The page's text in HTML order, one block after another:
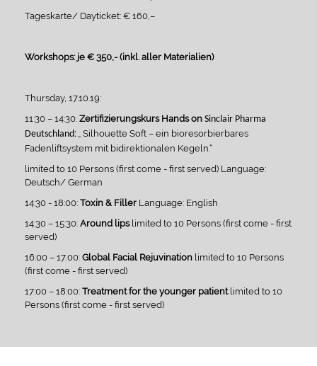
Tageskarte/ Dayticket: € 160,–
Workshops: je € 350,- (inkl. aller Materialien)
Thursday, 17.10.19:
11:30 – 14:30: Zertifizierungskurs Hands on Sinclair Pharma
Deutschland:
„ Silhouette Soft – ein bioresorbierbares
Fadenliftsystem mit bidirektionalen Kegeln.“
limited to 10 Persons (first come - first served) Language:
Deutsch/ German
14:30 - 18:00: Toxin & Filler Language: English
14:30 – 15:30: Around lipslimited to 10 Persons (first come - first
served)
16:00 – 17:00: Global Facial Rejuvination limited to 10 Persons
(first come - first served)
17:00 – 18:00: Treatment for the younger patientlimited to 10
Persons (first come - first served)